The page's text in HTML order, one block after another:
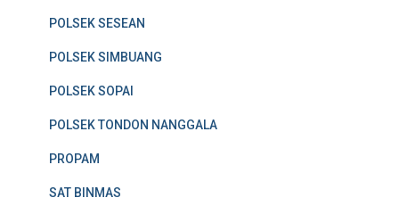
POLSEK SESEAN
POLSEK SIMBUANG
POLSEK SOPAI
POLSEK TONDON NANGGALA
PROPAM
SAT BINMAS